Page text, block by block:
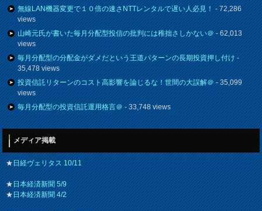
無線LAN機器変更で１０倍の速さNTTレンタルで遅い人必見！- 72,286
views
山崎元氏が書いた毎月分配型投信の批判には稚拙さしかない＠- 62,013
views
毎月分配型の分配金がダメだという王道パターンの長期投資押し付け-
35,478 views
投資信託リターンのコスト高影響を論じるな！世間の大誤解＠- 35,099
views
毎月分配型の投資信託運用格言＠- 33,748 views
メディア掲載
★日経ヴェリタス 10/11
★日本経済新聞 5/9
★日本経済新聞 4/2